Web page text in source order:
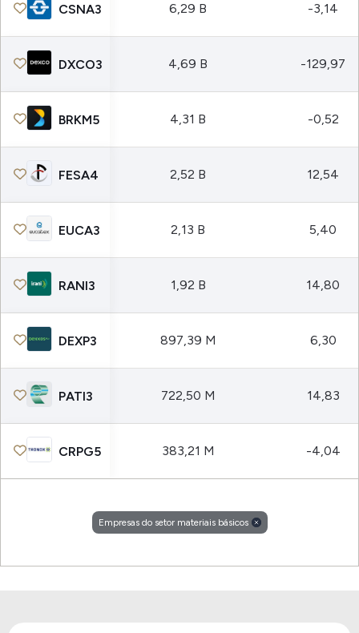
CSNA3 6,29 B -3,14
DXCO3 4,69 B -129,97
BRKM5 4,31 B -0,52
FESA4 2,52 B 12,54
EUCA3 2,13 B 5,40
RANI3 1,92 B 14,80
DEXP3 897,39 M 6,30
PATI3 722,50 M 14,83
CRPG5 383,21 M -4,04
Empresas do setor materiais básicos